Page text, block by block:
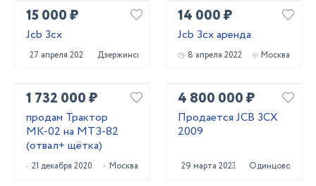
15 000 ₽
Jcb 3cx
27 апреля 2022 Дзержинск
14 000 ₽
Jcb 3сх аренда
8 апреля 2022 Москва
1 732 000 ₽
продам Трактор
МК-02 на МТЗ-82
(отвал+ щётка)
21 декабря 2020 Москва
4 800 000 ₽
Продается JCB 3CX
2009
29 марта 2023 Одинцово